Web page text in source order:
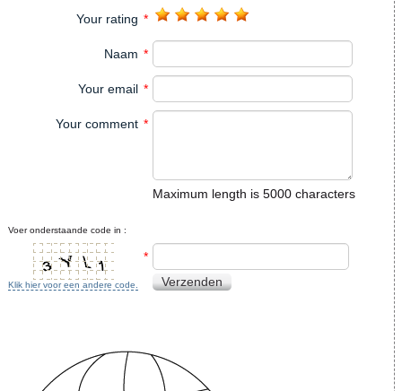
Your rating *
Naam *
Your email *
Your comment *
Maximum length is 5000 characters
Voer onderstaande code in :
Klik hier voor een andere code.
*
Verzenden